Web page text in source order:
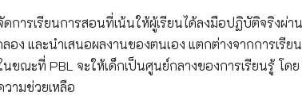
การเรียนการสอนที่เน้นให้ผู้เรียนได้ลงมือปฏิบัติจริงผ่าน
ง และนำเสนอผลงานของตนเอง แตกต่างจากการเรียน
ขณะที่ PBL จะให้เด็กเป็นศูนย์กลางของการเรียนรู้ โดย
ามช่วยเหลือ